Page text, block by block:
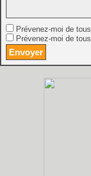
Prévenez-moi de
Prévenez-moi de